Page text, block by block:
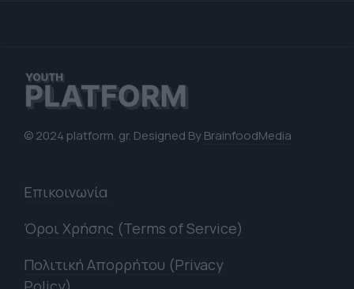
© 2024 platform. gr. Designed ByBrainfoodMedia
Επικοινωνία
Όροι Χρήσης (Terms of Service)
Πολιτική Απορρήτου (Privacy